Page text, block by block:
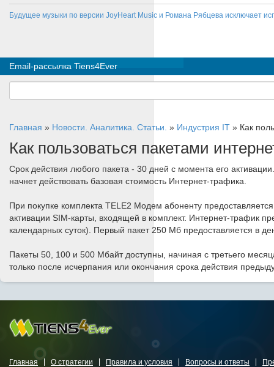
Будущее музыки по версии JoyHeart Music и Романа Рябцева исключает
Email-рассылка Tiens4Ever
Главная » Новости. Аналитика. Статьи. » Индустрия IT » Как
Как пользоваться пакетами
Срок действия любого пакета - 30 дней с момента его
начнет действовать базовая стоимость Интернет-трафика.
При покупке комплекта TELE2 Модем абоненту
активации SIM-карты, входящей в комплект. Интернет-трафик
календарных суток). Первый пакет 250 Мб предоставляется в
Пакеты 50, 100 и 500 Мбайт доступны, начиная с третьего
только после исчерпания или окончания срока действия
Главная О стратегии Правила и условия Вопросы и ответы